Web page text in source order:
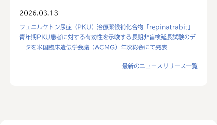
2026.03.13
フェニルケトン尿症（PKU）治療薬候補化合物「repinatrabit」
青年期PKU患者に対する有効性を示唆する長期非盲検延長試験のデ
ータを米国臨床遺伝学会議（ACMG）年次総会にて発表
最新のニュースリリース一覧